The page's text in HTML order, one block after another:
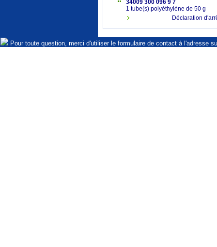
34009 300 096 9 7
1 tube(s) polyéthylène de 50 g
Déclaration
Pour toute question, merci d'utiliser le formulaire de contact à l'adresse